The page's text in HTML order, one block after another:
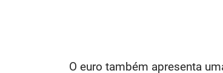
O euro também apresenta